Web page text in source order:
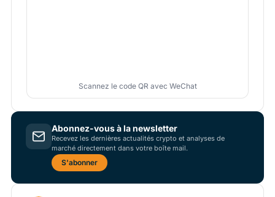
Scannez le code QR avec WeChat
Abonnez-vous à la newsletter
Recevez les dernières actualités crypto et analyses de
marché directement dans votre boîte mail.
S'abonner